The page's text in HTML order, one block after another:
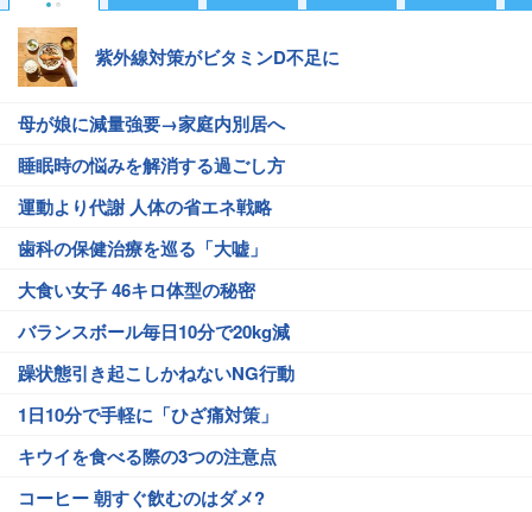
紫外線対策がビタミンD不足に
母が娘に減量強要→家庭内別居へ
睡眠時の悩みを解消する過ごし方
運動より代謝 人体の省エネ戦略
歯科の保健治療を巡る「大嘘」
大食い女子 46キロ体型の秘密
バランスボール毎日10分で20kg減
躁状態引き起こしかねないNG行動
1日10分で手軽に「ひざ痛対策」
キウイを食べる際の3つの注意点
コーヒー 朝すぐ飲むのはダメ?